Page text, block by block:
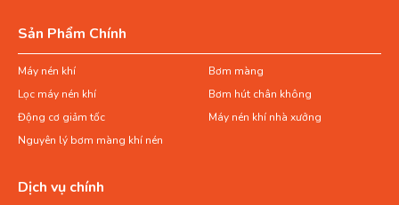
Sản Phẩm Chính
Máy nén khí
Bơm màng
Lọc máy nén khí
Bơm hút chân không
Động cơ giảm tốc
Máy nén khí nhà xưởng
Nguyên lý bơm màng khí nén
Dịch vụ chính